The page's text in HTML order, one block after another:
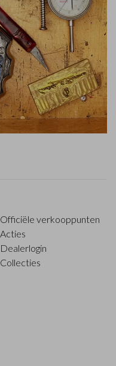
Officiële verkooppunten
Acties
Dealerlogin
Collecties